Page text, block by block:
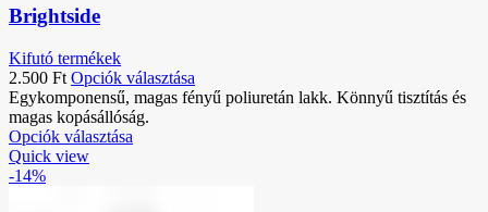
Brightside
Kifutó termékek
2.500 Ft Opciók választása
Egykomponensű, magas fényű poliuretán lakk. Könnyű tisztítás és
magas kopásállóság.
Opciók választása
Quick view
-14%